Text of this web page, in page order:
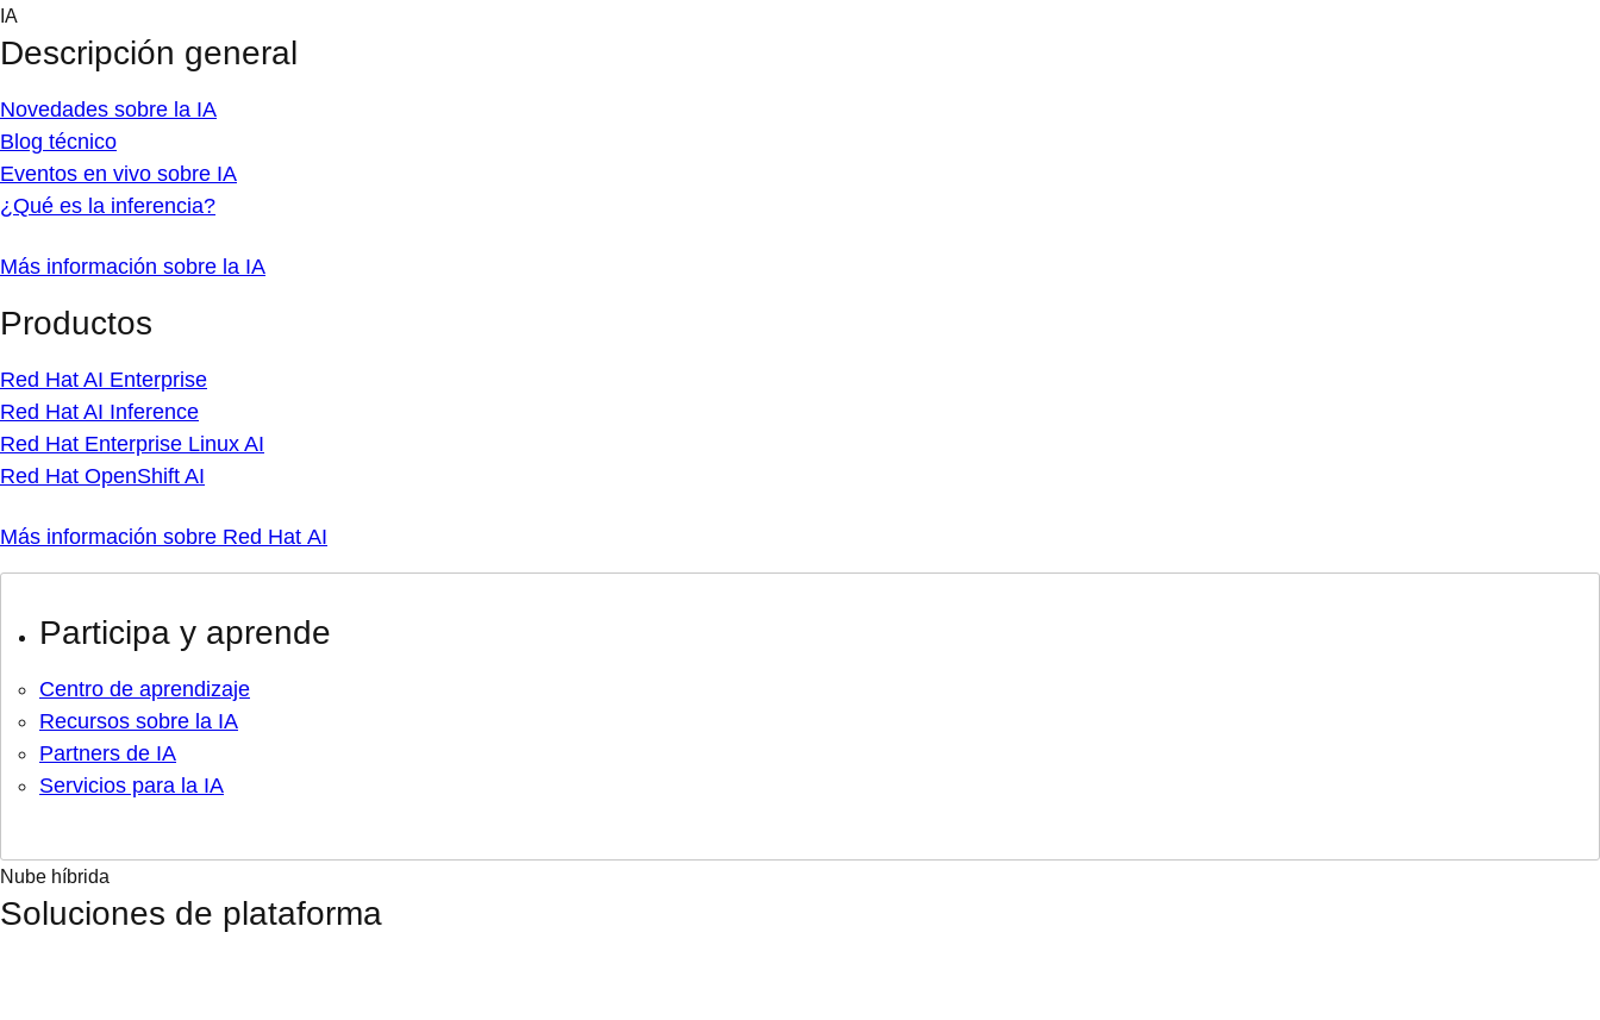
Skip
content
IA
Descripción general
Novedades sobre la IA
Blog técnico
Eventos en vivo sobre IA
¿Qué es la inferencia?
Más información sobre la IA
Productos
Red Hat AI Enterprise
Red Hat AI Inference
Red Hat Enterprise Linux AI
Red Hat OpenShift AI
Más información sobre Red Hat AI
Participa y aprende
Centro de aprendizaje
Recursos sobre la IA
Partners de IA
Servicios para la IA
Nube híbrida
Soluciones de plataforma